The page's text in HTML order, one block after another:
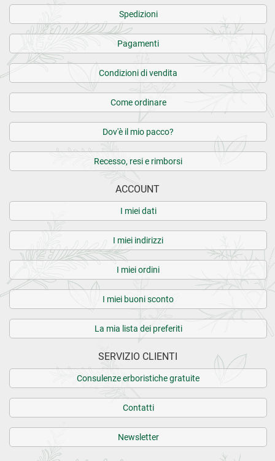
Spedizioni
Pagamenti
Condizioni di vendita
Come ordinare
Dov'è il mio pacco?
Recesso, resi e rimborsi
ACCOUNT
I miei dati
I miei indirizzi
I miei ordini
I miei buoni sconto
La mia lista dei preferiti
SERVIZIO CLIENTI
Consulenze erboristiche gratuite
Contatti
Newsletter